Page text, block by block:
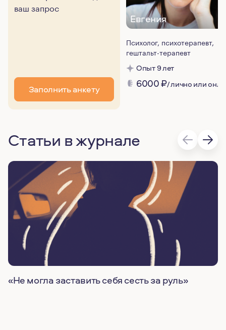
ваш запрос
Заполнить анкету
Евгения
Психолог, психотерапевт,
гештальт-терапевт
Опыт 9 лет
6000₽/ лично или
Статьи в журнале
«Не могла заставить себя сесть за руль»